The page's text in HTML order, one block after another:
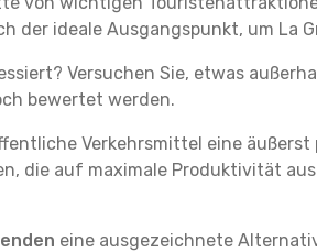
ideale Ausgangspunkt, um La
Versuchen Sie, etwas
bewertet werden.
Verkehrsmittel eine äußerst
die auf maximale Produktivität
eine ausgezeichnete